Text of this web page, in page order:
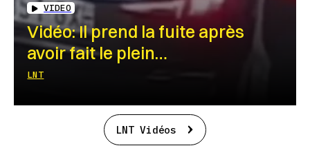
VIDEO
Vidéo: Il prend la fuite après
avoir fait le plein…
LNT
LNT Vidéos